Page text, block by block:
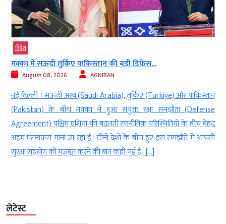
पाकिस्तान
(Defense
के बीच बेहद
में आपसी
ट्रंप को तनाव के बीच ईरान से समझौते...
August 08, 2026
नई दिल्ली। अमेरिका और ईरान (America and Iran) के बीच
बीच राष्ट्रपति डोनाल्ड ट्रंप (American President Donald
बयान दिया है। ट्रंप को उम्मीद है कि दोनों देशों के बीच चल रही
किसी समझौते तक पहुंच सकती है। उन्होंने कहा कि बातचीत सही
बढ़ […]
लेटेस्ट